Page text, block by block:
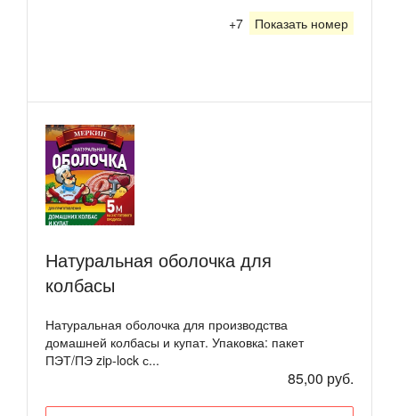
+7 Показать номер
Натуральная оболочка для
колбасы
Натуральная оболочка для производства
домашней колбасы и купат. Упаковка: пакет
ПЭТ/ПЭ zip-lock с...
85,00 руб.